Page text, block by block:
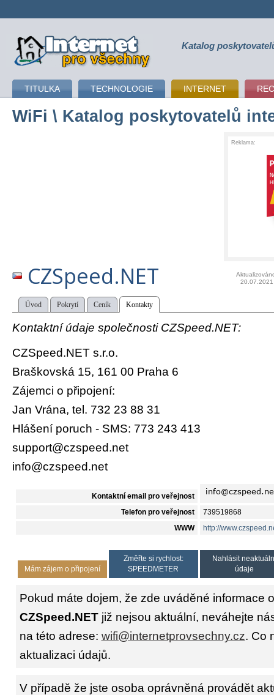
připojení k internetu Katalog
TITULKA TECHNOLOGIE INTERNET
WiFi \ Katalog poskytovatelů
Reklama:
CZSpeed.NET
20.07.2021
Úvod Pokrytí Ceník Kontakty
Kontaktní údaje společnosti CZSpeed.NET:
CZSpeed.NET s.r.o.
Braškovská 15, 161 00 Praha 6
Zájemci o připojení:
Jan Vrána, tel. 732 23 88 31
Hlášení poruch - SMS: 773 243 413
support@czspeed.net
info@czspeed.net
Kontaktní email pro veřejnost
Telefon pro veřejnost 739519868
WWW http://
Mám zájem o připojení
Změřte si rychlost:
SPEEDMETER
Nahlásit
údaje
Pokud máte dojem, že zde uváděné informace
CZSpeed.NETjiž nejsou aktuální, neváhejte
na této adrese: wifi@internetprovsechny.cz. Co
aktualizaci údajů.
V případě že jste osoba oprávněná provádět